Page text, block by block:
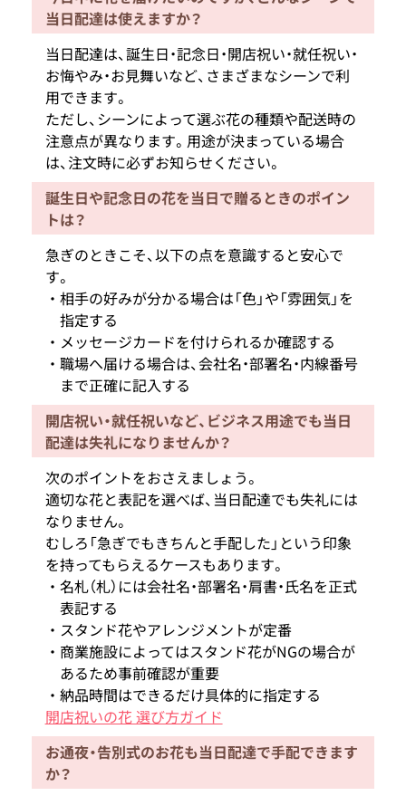
当日配達は使えますか？
当日配達は、誕生日・記念日・開店祝い・就任祝い・
お悔やみ・お見舞いなど、さまざまなシーンで利
用できます。
ただし、シーンによって選ぶ花の種類や配送時の
注意点が異なります。用途が決まっている場合
は、注文時に必ずお知らせください。
誕生日や記念日の花を当日で贈るときのポイン
トは？
急ぎのときこそ、以下の点を意識すると安心で
す。
相手の好みが分かる場合は「色」や「雰囲気」を
指定する
メッセージカードを付けられるか確認する
職場へ届ける場合は、会社名・部署名・内線番号
まで正確に記入する
開店祝い・就任祝いなど、ビジネス用途でも当日
配達は失礼になりませんか？
次のポイントをおさえましょう。
適切な花と表記を選べば、当日配達でも失礼には
なりません。
むしろ「急ぎでもきちんと手配した」という印象
を持ってもらえるケースもあります。
名札（札）には会社名・部署名・肩書・氏名を正式
表記する
スタンド花やアレンジメントが定番
商業施設によってはスタンド花がNGの場合が
あるため事前確認が重要
納品時間はできるだけ具体的に指定する
開店祝いの花 選び方ガイド
お通夜・告別式のお花も当日配達で手配できます
か？